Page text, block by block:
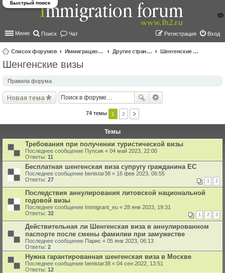
Меню Поиск Чат Вход
Регистрация
Список форумов Иммиграционные форумы | Immigration forums Другие страны и вопросы Шенгена
Шенгенские визы
Быстрый поиск
Шенгенские визы
Правила форума
Новая тема
74 темы 1 2
Темы
Требования при получении туристической визы
Последнее сообщение Пупсик « 04 май 2023, 22:00
Ответы: 11
Бесплатная шенгенская виза супругу гражданина ЕС
Последнее сообщение benistar38 « 16 фев 2023, 06:55
Ответы: 27 1 2
Последствия аннулирования литовской национальной
годовой визы
Последнее сообщение Immigrant_eu « 28 янв 2023, 19:31
Ответы: 32 1 2 3
Действительная ли Шенгенская виза в аннулированном
паспорте после смены фамилии при замужестве
Последнее сообщение Парис « 05 янв 2023, 06:13
Ответы: 2
Нужна гарантированная шенгенская виза в Москве
Последнее сообщение benistar38 « 04 сен 2022, 13:51
Ответы: 12